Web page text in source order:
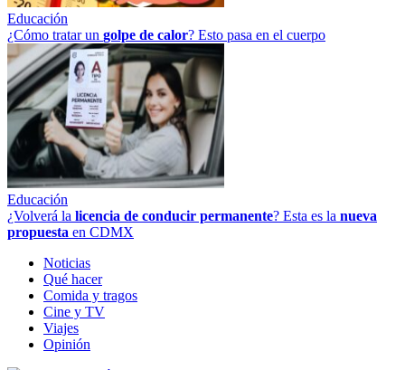
Educación
¿Cómo tratar un golpe de calor? Esto pasa en el cuerpo
Educación
¿Volverá la licencia de conducir permanente? Esta es la nueva
propuesta en CDMX
Noticias
Qué hacer
Comida y tragos
Cine y TV
Viajes
Opinión